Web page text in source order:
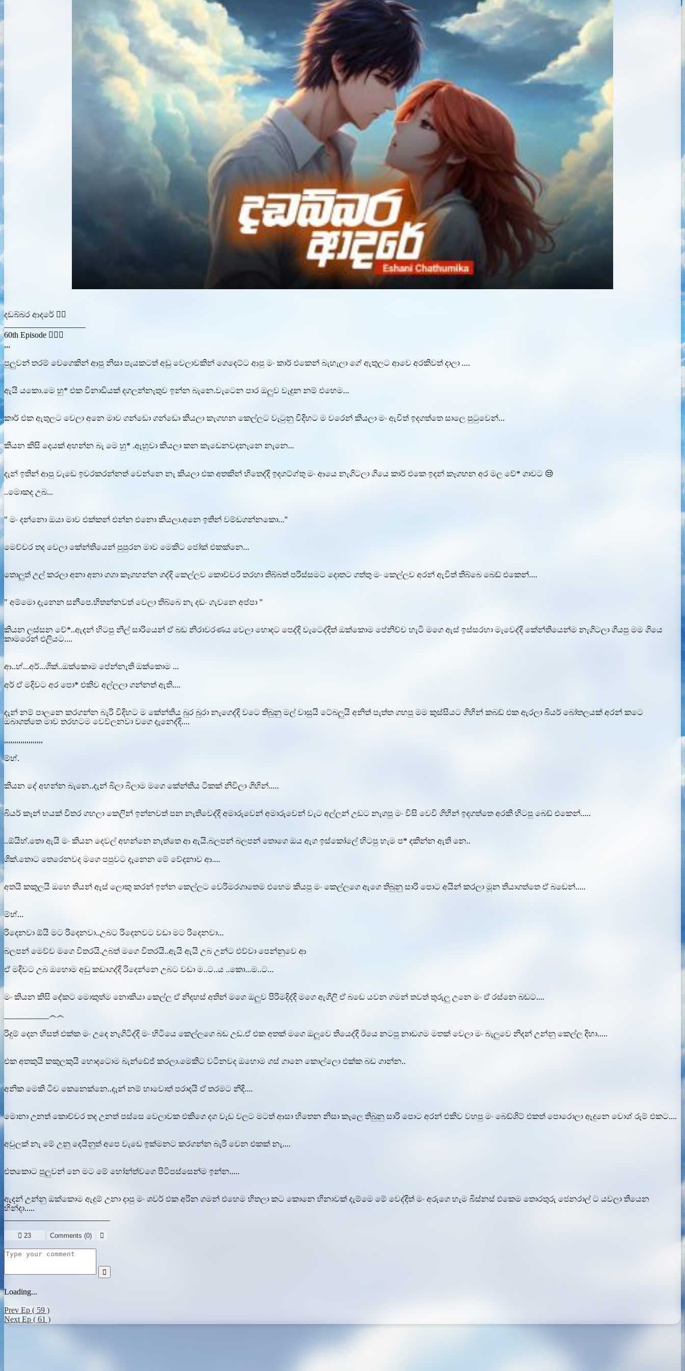
දඩබ්බර ආදරේ ❤️‍🔥
60th Episode ❤️‍🔥🥀
,,,
පුලුවන් තරම් වෙගෙකින් ආපු නිසා පැයකටත් අඩු වෙලාවකින් ගෙදෙට්ට ආපු මං කාර් එකෙන් බැහැලා ගේ ඇතුලට ආවෙ අරකිවත් දාලා ....
ඇයි යකො.මෙ හු* එක විනාඩියක් දගලන්නැතුව ඉන්න බැනෙ.වැටෙන පාර ඔලුව වැදුන නම් එහෙම...
කාර් එක ඇතුලට වෙලා අනෙ මාව ගන්ඩො ගන්ඩො කියලා කැගහන කෙල්ලට වැටුනු විදිහට ම වරෙන් කියලා මං ඇවිත් ඉදගත්තෙ සාලෙ පුටුවෙන්...
කියන කිසි දෙයක් අහන්න බැ මෙ හු* .ඇහුවා කියලා කන කැඩෙනවදනැනෙ නැනෙ...
දැන් ඉතින් ආපු වැඩෙ ඉවරකරන්නත් වෙන්නෙ නැ කියලා එක අතකින් හිතෙද්දි ඉදගට්ග්තු මං ආයෙ නැගිටලා ගියෙ කාර් එකෙ ඉදන් කෑගහන අර මල වේ* ගාවට 😒
..මොකද උබ...
" මං දන්නො ඔයා මාව එක්කන් එන්න එනො කියලා.අනෙ ඉතින් වම්ඩගන්නකො..."
මෙච්චර තද වෙලා කේන්තියෙන් පුපුරන මාව මෙකිට ජෝක් එකක්නෙ...
තොලුත් උල් කරලා අනා අනා ගගා කෑගහන්න ගද්දි කෙල්ලව කොච්චර තරහා තිබ්බත් පරිස්සමට දොතට ගත්තු මං කෙල්ලව අරන් ඇවිත් තිබ්බෙ බෙඩ් එකෙන්....
" අම්මො දැනෙන සනීපෙ.හිතන්නවත් වෙලා තිබ්බෙ නැ දඩං ගැවනෙ අප්පා "
කියන ලස්සන වේ*..ඇදන් හිටපු නිල් සාරියෙන් ඒ බඩ නිරාවරණය වෙලා හොදට පෙද්දි වැටෙද්දිත් ඔක්කොම පේනිච්ච හැටි මගෙ ඇස් ඉස්සරහා මැවෙද්දි කේන්තියෙන්ම නැගිටලා ගියපු මම ගියෙ
කාමරෙන් එලියට....
ආ..හ්...අර්...ශික්..ඔක්කොම පේන්නැති ඔක්කොම ...
අර් ඒ මදිවට අර පො* එකිව අල්ලලා ගන්නත් ඇති....
දැන් නම් පාලනෙ කරගන්න බැරි විදිහට ම කේන්තිය බුර බුරා නැගෙද්දි වටෙ තිබුනු මල් වාසුයි ටේබලුයි අනිත් පැත්ත ගහපු මම කුස්සියට ගිහින් කබඩ් එක ඇරලා බියර් බෝතලයක් අරන් කටෙ
ඔබාගත්තෙ මාව තරහටම වෙව්ලනවා වගෙ දැනෙද්දි....
,,,,,,,,,,,,,,,,,,,
ම්හ්.
කියන දේ අහන්න බැනෙ..දැන් බිලා බිලාම මගෙ කේන්තිය ටිකක් නිවිලා ගිහින්.....
බියර් කෑන් හයක් විතර ගහලා කෙලින් ඉන්නවත් පන නැතිවෙද්දි අමාරුවෙන් අමාරුවෙන් වැට අල්ලන් උඩට නැගපු මං විසි වෙවි ගිහින් ඉදගත්තෙ අරකි හිටපු බෙඩ් එකෙන්.....
..ඕයිහ්.තො ඇයි මං කියන දෙවල් අහන්නෙ නැත්තෙ ආ ඇයි.බලපන් බලපන් තොගෙ ඔය ඇග ඉස්කෝලේ හිටපු හැම ප* දකින්න ඇති නෙ..
ශික්.තොට තෙරෙනවද මගෙ පපුවට දැනෙන මේ වේදනාව ආ....
අතයි කකුලයි ඔහෙ තියන් ඇස් ලොකු කරන් ඉන්න කෙල්ලට වෙරිමරගාතෙම එහෙම කියපු මං කෙල්ලගෙ ඇගෙ තිබුනු සාරි පොට අයින් කරලා මූන තියාගත්තෙ ඒ බඩෙන්.....
ම්හ්...
රිදෙනවා ඕයි මට රිදෙනවා..උබට රිදෙනවට වඩා මට රිදෙනවා...
බලපන් මෙව්ව මගෙ විතරයි.උබත් මගෙ විතරයි..ඇයි ඇයි උබ උන්ට එව්වා පෙන්නුවෙ ආ
ඒ මදිවට උබ ඔහොම අඩු කඩාගද්දි රිදෙන්නෙ උබට වඩා ම..ට..ය ..කො...ම..ට...
මං කියන කිසි දේකට මොකුත්ම නොකියා කෙල්ල ඒ නිදහස් අතින් මගෙ ඔලුව පිරිමදිද්දි මගෙ ඇගිලි ඒ බඩෙ යවන ගමන් තවත් තුරුලු උනෙ මං ඒ රස්නෙ බඩට....
___________෴෴
රිදුම් දෙන හිසත් එක්ක මං උදෙ නැගිටිද්දි මං හිටියෙ කෙල්ලගෙ බඩ උඩ.ඒ එක අතක් මගෙ ඔලුවෙ තියෙද්දි ඊයෙ නටපු නාඩගම මතක් වෙලා මං බැලුවෙ නිදන් උන්නු කෙල්ල දිහා.....
එක අතකුයි කකුලකුයි හොදටොම බැන්ඩේජ් කරලා.මෙකිට වටිනවද ඔහොම ගස් ගානෙ කොල්ලො එක්ක බඩ ගාන්න..
අනික මෙකි ටිච කෙනෙක්නෙ..දැන් නම් හාවොත් පරාදයි ඒ තරමට නිදි....
මොනා උනත් කොච්චර තද උනත් පස්සෙ වෙලාවක එකිගෙ දග වැඩ වලට මටත් ආසා හිතෙන නිසා කැලෙ තිබුනු සාරි පොට අරන් එකිව වහපු මං බෙඩ්ශිට් එකත් පොරොලා ඇදුනෙ වොශ් රුම් එකට....
අවුලක් නැ මේ උනු දෙයිනුත් අපෙ වැඩෙ ඉක්මනට කරගන්න බැරි වෙන එකක් නැ....
එතකොට පුලුවන් නෙ මට මේ හෝන්ත්වගෙ පිටිපස්සෙන්ම ඉන්න.....
ඇදන් උන්නු ඔක්කොම ඇදුම් උනා දාපු මං ශවර් එක අරින ගමන් එහෙම හිතලා කට කොනෙ හිනාවක් දැම්මෙ මේ වෙද්දිත් මං අරුගෙ හැම බිස්නස් එකෙම තොරතුරු ජෙනරාල් ට යවලා තියෙන
හින්දා.....
 23 Comments (0) 

Loading...
Prev Ep ( 59 )
Next Ep ( 61 )